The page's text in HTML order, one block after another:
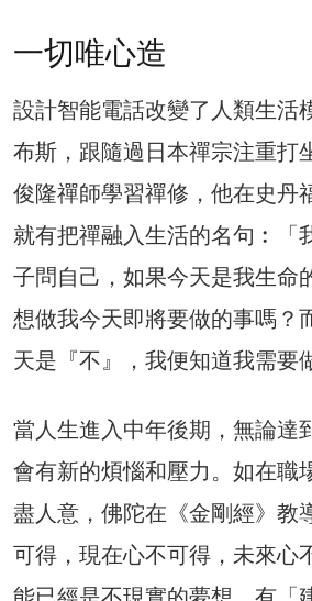
一切唯心造
設計智能電話改變了人類生活
布斯，跟隨過日本禪宗注重打
俊隆禪師學習禪修，他在史丹
就有把禪融入生活的名句︰「
子問自己，如果今天是我生命
想做我今天即將要做的事嗎？
天是『不』，我便知道我需要
當人生進入中年後期，無論達
會有新的煩惱和壓力。如在職
盡人意，佛陀在《金剛經》教
可得，現在心不可得，未來心